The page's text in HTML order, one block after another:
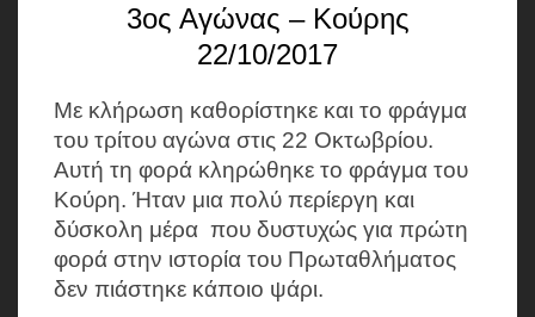
3ος Αγώνας – Κούρης
22/10/2017
Με κλήρωση καθορίστηκε και το φράγμα
του τρίτου αγώνα στις 22 Οκτωβρίου.
Αυτή τη φορά κληρώθηκε το φράγμα του
Κούρη. Ήταν μια πολύ περίεργη και
δύσκολη μέρα που δυστυχώς για πρώτη
φορά στην ιστορία του Πρωταθλήματος
δεν πιάστηκε κάποιο ψάρι.